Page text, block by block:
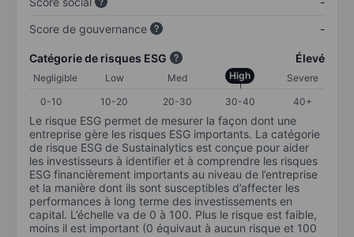
Score de gouvernance
-
Catégorie de risques ESG Élevé
Negligible Low Med High
Severe
0-10
10-20 20-30 30-40 40+
Le risque ESG permet de mesurer la façon dont une
entreprise gère les risques ESG importants. La catégorie
de risque ESG de Sustainalytics est conçue pour aider
les investisseurs à identifier et à comprendre les risques
ESG financièrement importants au niveau de l’entreprise
et la manière dont ils sont susceptibles d’affecter les
performances à long terme des investissements en
capital. L’échelle va de 0 à 100. Plus le risque est faible,
moins il est important (0 équivaut à aucun risque et 100